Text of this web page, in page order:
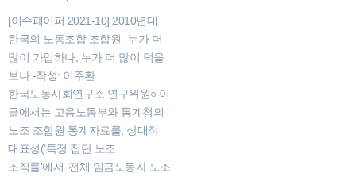
[이슈페이퍼 2021-10] 2010년대
한국의 노동조합 조합원- 누가 더
많이 가입하나, 누가 더 많이 덕을
보나 -작성: 이주환
한국노동사회연구소 연구위원○ 이
글에서는 고용노동부와 통계청의
노조 조합원 통계자료를, 상대적
대표성(‘특정 집단 노조
조직률’에서 ‘전체 임금노동자 노조